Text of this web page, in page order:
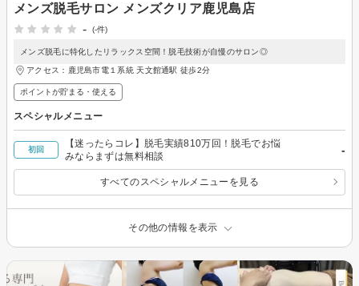
メンズ脱毛サロン メンズクリア鹿児島店
-
(-件)
メンズ脱毛に特化したリラックス空間！脱毛技術が自慢のサロン◎
アクセス：鹿児島市電１系統 天文館通駅 徒歩2分
ポイントが貯まる・使える
スペシャルメニュー
初回
【迷ったらコレ】脱毛実績810万回！脱毛でお悩
みならまずは無料相談
-
すべてのスペシャルメニューを見る
その他の情報を表示